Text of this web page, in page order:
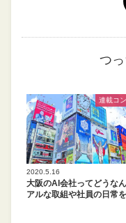
つ
連載コ
2020.5.16
大阪のAI会社ってどうな
アルな取組や社員の日常